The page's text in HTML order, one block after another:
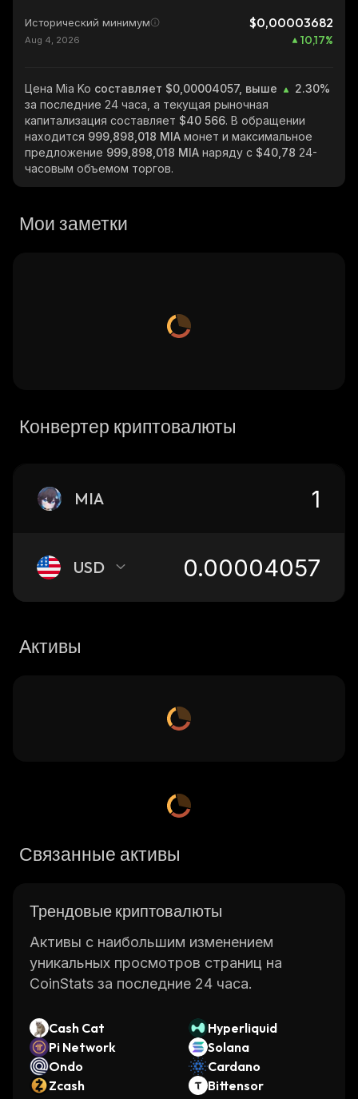
Исторический минимум $0,00003682
Aug 4, 2026 10,17%
Цена Mia Ko составляет $0,00004057, выше
2.30%
за последние 24 часа, а текущая рыночная
капитализация составляет $40 566. В обращении
находится 999,898,018 MIA монет и максимальное
предложение 999,898,018 MIA наряду с $40,78 24-
часовым объемом торгов.
Мои заметки
Конвертер криптовалюты
MIA
USD
Активы
Связанные активы
Трендовые криптовалюты
Активы с наибольшим изменением
уникальных просмотров страниц на
CoinStats за последние 24 часа.
Cash Cat
Hyperliquid
Pi Network
Solana
Ondo
Cardano
Zcash
Bittensor